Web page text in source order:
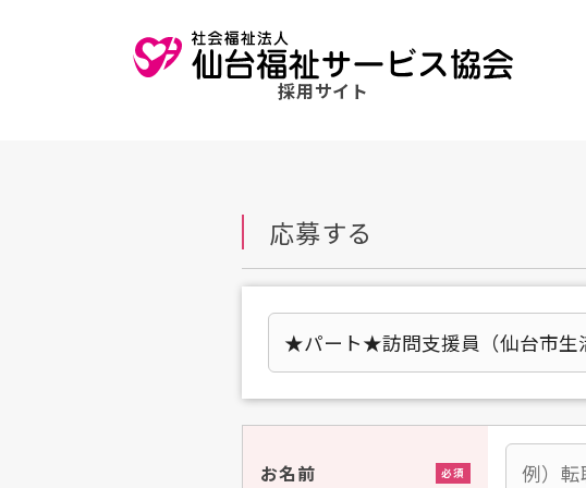
採用サイト
応募する
お名前 必須